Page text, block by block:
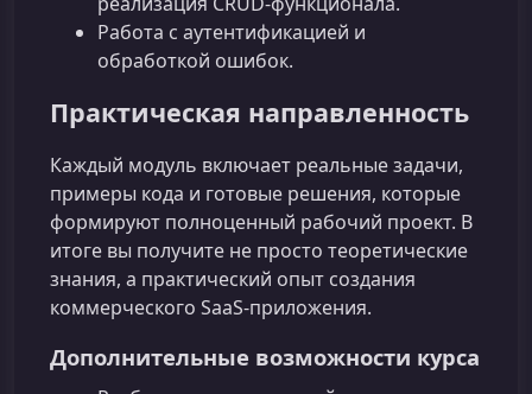
Работа с аутентификацией и
обработкой ошибок.
Практическая направленность
Каждый модуль включает реальные задачи,
примеры кода и готовые решения, которые
формируют полноценный рабочий проект. В
итоге вы получите не просто теоретические
знания, а практический опыт создания
коммерческого SaaS‑приложения.
Дополнительные возможности курса